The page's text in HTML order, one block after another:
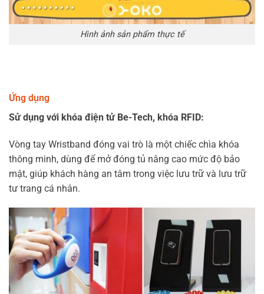
Hình ảnh sản phẩm thực tế
Ứng dụng
Sử dụng với khóa điện tử Be-Tech, khóa RFID:
Vòng tay Wristband đóng vai trò là một chiếc chìa khóa
thông minh, dùng để mở đóng tủ nâng cao mức độ bảo
mật, giúp khách hàng an tâm trong việc lưu trữ và lưu trữ
tư trang cá nhân.